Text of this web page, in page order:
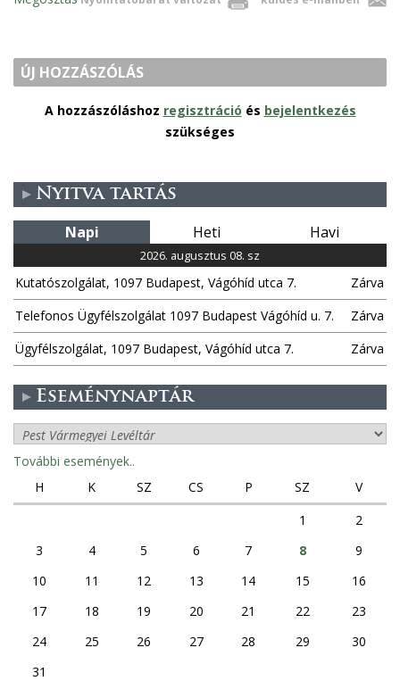
ÚJ HOZZÁSZÓLÁS
A hozzászóláshoz regisztráció és bejelentkezés
szükséges
Nyitva tartás
Napi Heti Havi
2026. augusztus 08. sz
Kutatószolgálat, 1097 Budapest, Vágóhíd utca 7.
Zárva
Telefonos Ügyfélszolgálat 1097 Budapest Vágóhíd u. 7.
Zárva
Ügyfélszolgálat, 1097 Budapest, Vágóhíd utca 7.
Zárva
Eseménynaptár
További események..
H
K SZ CS P SZ
V
1
2
3
4 5 6 7 8
9
10
11 12 13 14 15
16
17
18 19 20 21 22
23
24
25 26 27 28 29
30
31